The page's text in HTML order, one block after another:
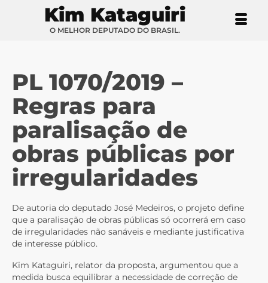
Kim Kataguiri
O MELHOR DEPUTADO DO BRASIL.
PL 1070/2019 –
Regras para
paralisação de
obras públicas por
irregularidades
De autoria do deputado José Medeiros, o projeto define
que a paralisação de obras públicas só ocorrerá em caso
de irregularidades não sanáveis e mediante justificativa
de interesse público.
Kim Kataguiri, relator da proposta, argumentou que a
medida busca equilibrar a necessidade de correção de